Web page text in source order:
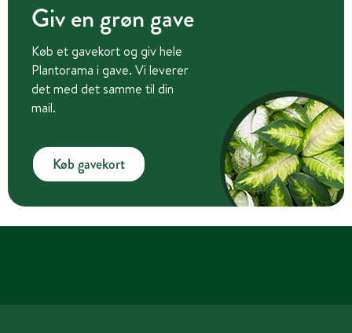
Giv en grøn gave
Køb et gavekort og giv hele
Plantorama i gave. Vi leverer
det med det samme til din
mail.
Køb gavekort